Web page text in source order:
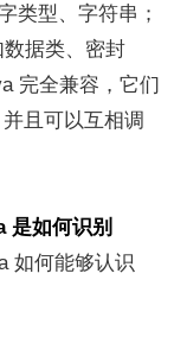
类型、字符串；
据类、密封
完全兼容，它们
且可以互相调
是如何识别
如何能够认识